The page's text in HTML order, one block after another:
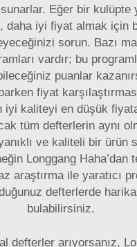
Eğer bir kulüpte
daha iyi fiyat almak için
sorun. Bazı
vardır; bu
puanlar
fiyat
iyi kaliteyi en düşük
tüm defterlerin aynı
ve kaliteli bir ürün
Longgang Haha’dan
araştırma ile yaratıcı
defterlerde
bulabilirsiniz.
defterler arıyorsanız,